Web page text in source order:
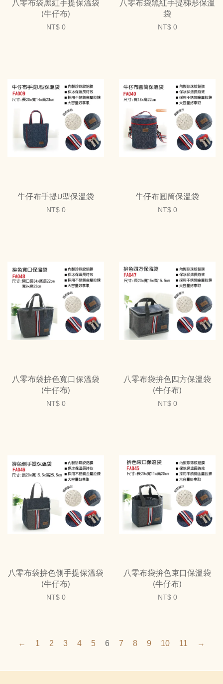
八零布袋黑紅手提保溫袋
(牛仔布)
NT$ 0
八零布袋黑紅手提梯形保溫
袋
NT$ 0
牛仔布手提U型保溫袋
NT$ 0
牛仔布圓筒保溫袋
NT$ 0
八零布袋拚色寬口保溫袋
(牛仔布)
NT$ 0
八零布袋拚色四方保溫袋
(牛仔布)
NT$ 0
八零布袋拚色側手提保溫袋
(牛仔布)
NT$ 0
八零布袋拚色束口保溫袋
(牛仔布)
NT$ 0
← 1 2 3 4 5 6 7 8 9 10 11 →